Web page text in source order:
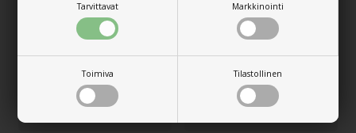
Tarvittavat Markkinointi
Toimiva Tilastollinen